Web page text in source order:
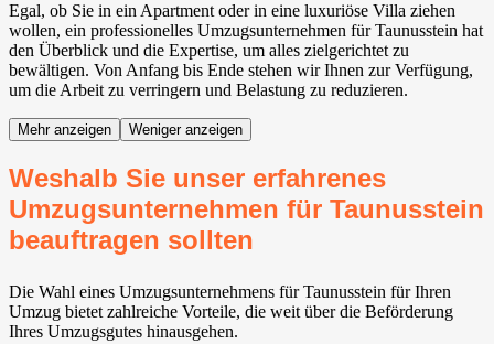
Egal, ob Sie in ein Apartment oder in eine luxuriöse Villa ziehen
wollen, ein professionelles Umzugsunternehmen für Taunusstein hat
den Überblick und die Expertise, um alles zielgerichtet zu
bewältigen. Von Anfang bis Ende stehen wir Ihnen zur Verfügung,
um die Arbeit zu verringern und Belastung zu reduzieren.
Mehr anzeigen Weniger anzeigen
Weshalb Sie unser erfahrenes
Umzugsunternehmen für Taunusstein
beauftragen sollten
Die Wahl eines Umzugsunternehmens für Taunusstein für Ihren
Umzug bietet zahlreiche Vorteile, die weit über die Beförderung
Ihres Umzugsgutes hinausgehen.